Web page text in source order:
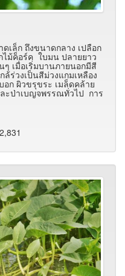
ล็ก ถึงขนาดกลาง เปลือก
ม้ค็อร์ค ใบมน ปลายยาว
เมื่อเริ่มบานภายนอกมีสี
ร่วงเป็นสีม่วงแกมเหลือง
ก ผิวขรุขระ เมล็ดคล้าย
ะป่าเบญจพรรณทั่วไป การ